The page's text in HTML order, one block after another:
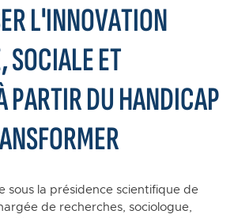
L'INNOVATION
ET
PARTIR DU HANDICAP
sous la présidence scientifique de
de recherches, sociologue,